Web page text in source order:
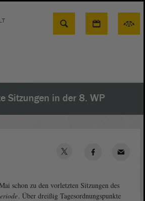
Suche
Sitzungen in der 8. WP
schon zu den vorletzten Sitzungen des
. Über dreißig Tagesordnungspunkte